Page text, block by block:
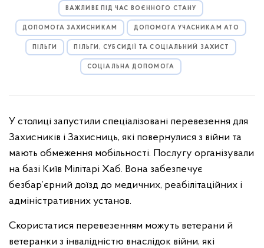
ВАЖЛИВЕ ПІД ЧАС ВОЄННОГО СТАНУ
ДОПОМОГА ЗАХИСНИКАМ ДОПОМОГА УЧАСНИКАМ АТО
ПІЛЬГИ ПІЛЬГИ, СУБСИДІЇ ТА СОЦІАЛЬНИЙ ЗАХИСТ
СОЦІАЛЬНА ДОПОМОГА
У столиці запустили спеціалізовані перевезення для
Захисників і Захисниць, які повернулися з війни та
мають обмеження мобільності. Послугу організували
на базі Київ Мілітарі Хаб. Вона забезпечує
безбар’єрний доїзд до медичних, реабілітаційних і
адміністративних установ.
Скористатися перевезенням можуть ветерани й
ветеранки з інвалідністю внаслідок війни, які